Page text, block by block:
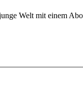
Welt mit einem